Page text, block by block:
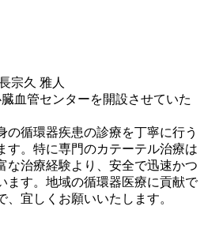
宗久 雅人
血管センターを開設させていた
の循環器疾患の診療を丁寧に行う
す。特に専門のカテーテル治療は
な治療経験より、安全で迅速かつ
ます。地域の循環器医療に貢献で
宜しくお願いいたします。